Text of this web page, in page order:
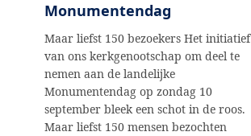
Monumentendag
Maar liefst 150 bezoekers Het initiatief
van ons kerkgenootschap om deel te
nemen aan de landelijke
Monumentendag op zondag 10
september bleek een schot in de roos.
Maar liefst 150 mensen bezochten